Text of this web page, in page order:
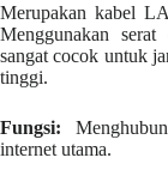
Merupakan kabel
Menggunakan
sangat cocok untuk
tinggi.
Fungsi:
internet utama.